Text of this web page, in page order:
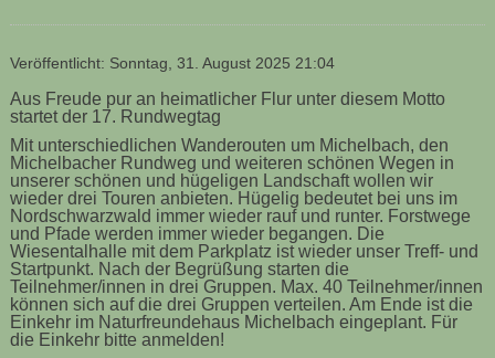
Veröffentlicht: Sonntag, 31. August 2025 21:04
Aus Freude pur an heimatlicher Flur unter diesem Motto
startet der 17. Rundwegtag
Mit unterschiedlichen Wanderouten um Michelbach, den
Michelbacher Rundweg und weiteren schönen Wegen in
unserer schönen und hügeligen Landschaft wollen wir
wieder drei Touren anbieten. Hügelig bedeutet bei uns im
Nordschwarzwald immer wieder rauf und runter. Forstwege
und Pfade werden immer wieder begangen. Die
Wiesentalhalle mit dem Parkplatz ist wieder unser Treff- und
Startpunkt. Nach der Begrüßung starten die
Teilnehmer/innen in drei Gruppen. Max. 40 Teilnehmer/innen
können sich auf die drei Gruppen verteilen. Am Ende ist die
Einkehr im Naturfreundehaus Michelbach eingeplant. Für
die Einkehr bitte anmelden!